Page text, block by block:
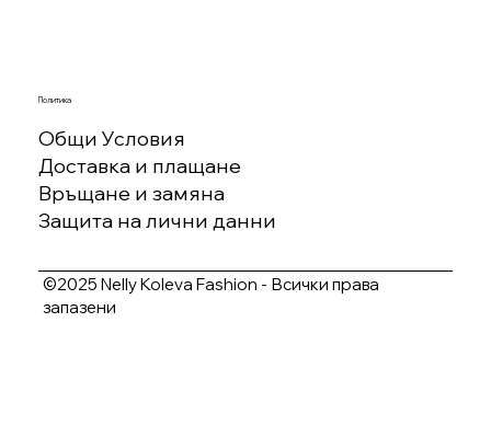
Политика
Общи Условия
Доставка и плащане
Връщане и замяна
Защита на лични данни
©2025 Nelly Koleva Fashion - Всички права
запазени